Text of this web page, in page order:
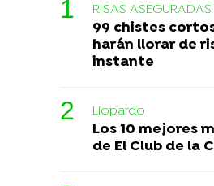
RISAS ASEGURADAS
99 chistes
harán llorar de
instante
Liopardo
Los 10 mejores
de El Club de la